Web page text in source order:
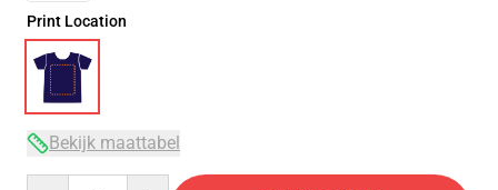
Print Location
Bekijk maattabel